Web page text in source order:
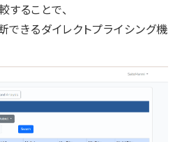
ることで、
きるダイレクトプライシング機